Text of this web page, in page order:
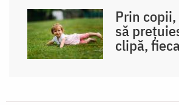
Prin
să
clipă,